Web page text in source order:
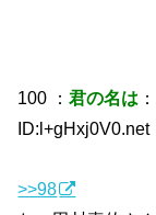
100 ：君の名は
ID:l+gHxj0V0.net
>>98